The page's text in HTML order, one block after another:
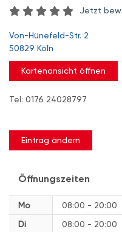
Jetzt
Von-Hünefeld-Str. 2
50829 Köln
Kartenansicht öffnen
Tel: 0176 24028797
Eintrag ändern
Öffnungszeiten
Mo
08:00 - 20:00
Di
08:00 - 20:00